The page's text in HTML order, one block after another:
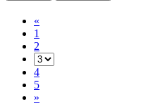
«
1
2
4
5
»